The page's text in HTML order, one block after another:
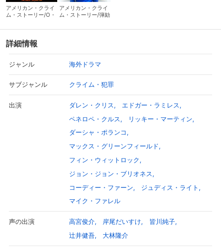
アメリカン・クライ
ム・ストーリー/O・
アメリカン・クライ
ム・ストーリー/弾劾
詳細情報
ジャンル 海外ドラマ
サブジャンル クライム・犯罪
出演 ダレン・クリス
エドガー・ラミレス
ペネロペ・クルス
リッキー・マーティン
ダーシャ・ポランコ
マックス・グリーンフィールド
フィン・ウィットロック
ジョン・ジョン・ブリオネス
コーディー・ファーン
ジュディス・ライト
マイク・ファレル
声の出演 高宮俊介 岸尾だいすけ
皆川純子
辻井健吾
大林隆介